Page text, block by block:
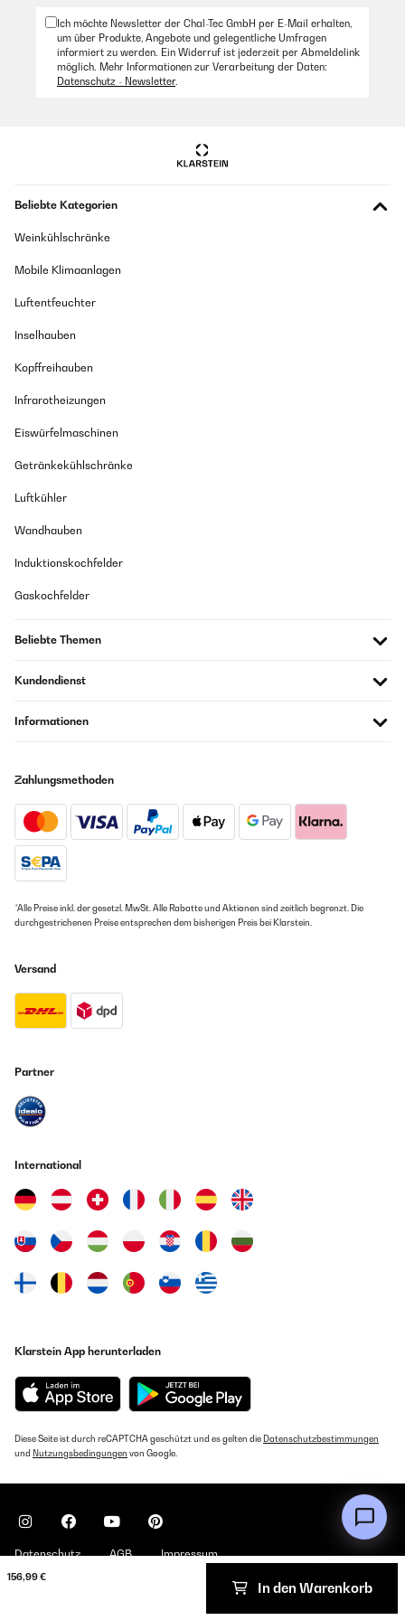
156,99 €
In den Warenkorb
Ich möchte Newsletter der Chal-Tec GmbH per E-Mail erhalten,
um über Produkte, Angebote und gelegentliche Umfragen
informiert zu werden. Ein Widerruf ist jederzeit per Abmeldelink
möglich. Mehr Informationen zur Verarbeitung der Daten:
Datenschutz - Newsletter.
Beliebte Kategorien
Weinkühlschränke
Mobile Klimaanlagen
Luftentfeuchter
Inselhauben
Kopffreihauben
Infrarotheizungen
Eiswürfelmaschinen
Getränkekühlschränke
Luftkühler
Wandhauben
Induktionskochfelder
Gaskochfelder
Beliebte Themen
Kundendienst
Informationen
Zahlungsmethoden
*Alle Preise inkl. der gesetzl. MwSt. Alle Rabatte und Aktionen sind zeitlich begrenzt. Die
durchgestrichenen Preise entsprechen dem bisherigen Preis bei Klarstein.
Versand
Partner
International
Klarstein App herunterladen
Diese Seite ist durch reCAPTCHA geschützt und es gelten die Datenschutzbestimmungen
und Nutzungsbedingungen von Google.
Datenschutz AGB Impressum
Copyright © 2026 Klarstein. All rights reserved